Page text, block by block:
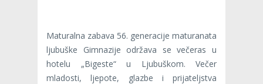
Maturalna zabava 56. generacije maturanata
ljubuške Gimnazije održava se večeras u
hotelu „Bigeste“ u Ljubuškom. Večer
mladosti, ljepote, glazbe i prijateljstva